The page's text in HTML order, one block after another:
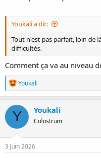
Youkali a dit:
Tout n'est pas parfait, loin de
difficultés.
Comment ça va au niveau
R
é
a
c
t
o
n
s
Youkali
Y Youkali
Colostrum
3 Juin 2026